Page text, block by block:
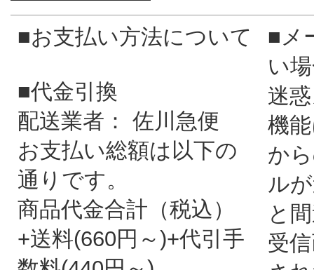
■お支払い方法について
■代金引換
配送業者： 佐川急便
お支払い総額は以下の
通りです。
商品代金合計（税込）
+送料(660円～)+代引手
■メ
い
迷
機
か
ル
と
受